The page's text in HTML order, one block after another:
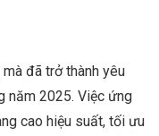
đã trở thành yêu
năm 2025. Việc ứng
cao hiệu suất, tối ưu